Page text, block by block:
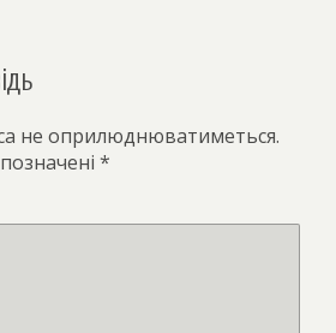
не оприлюднюватиметься.
*